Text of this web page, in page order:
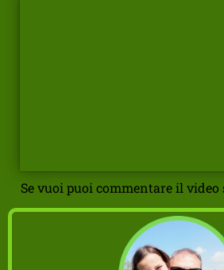
Se vuoi puoi commentare il video